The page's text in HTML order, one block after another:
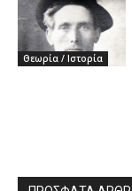
Θεωρία / Ιστορία